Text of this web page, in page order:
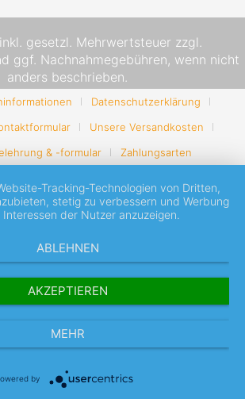
gesetzl. Mehrwertsteuer zzgl.
ggf. Nachnahmegebühren, wenn nicht
anders beschrieben.
Datenschutzerklärung
Unsere Versandkosten
& -formular
Zahlungsarten
Tracking-Technologien von Dritten,
stetig zu verbessern und Werbung
der Nutzer anzuzeigen.
ABLEHNEN
AKZEPTIEREN
MEHR
by